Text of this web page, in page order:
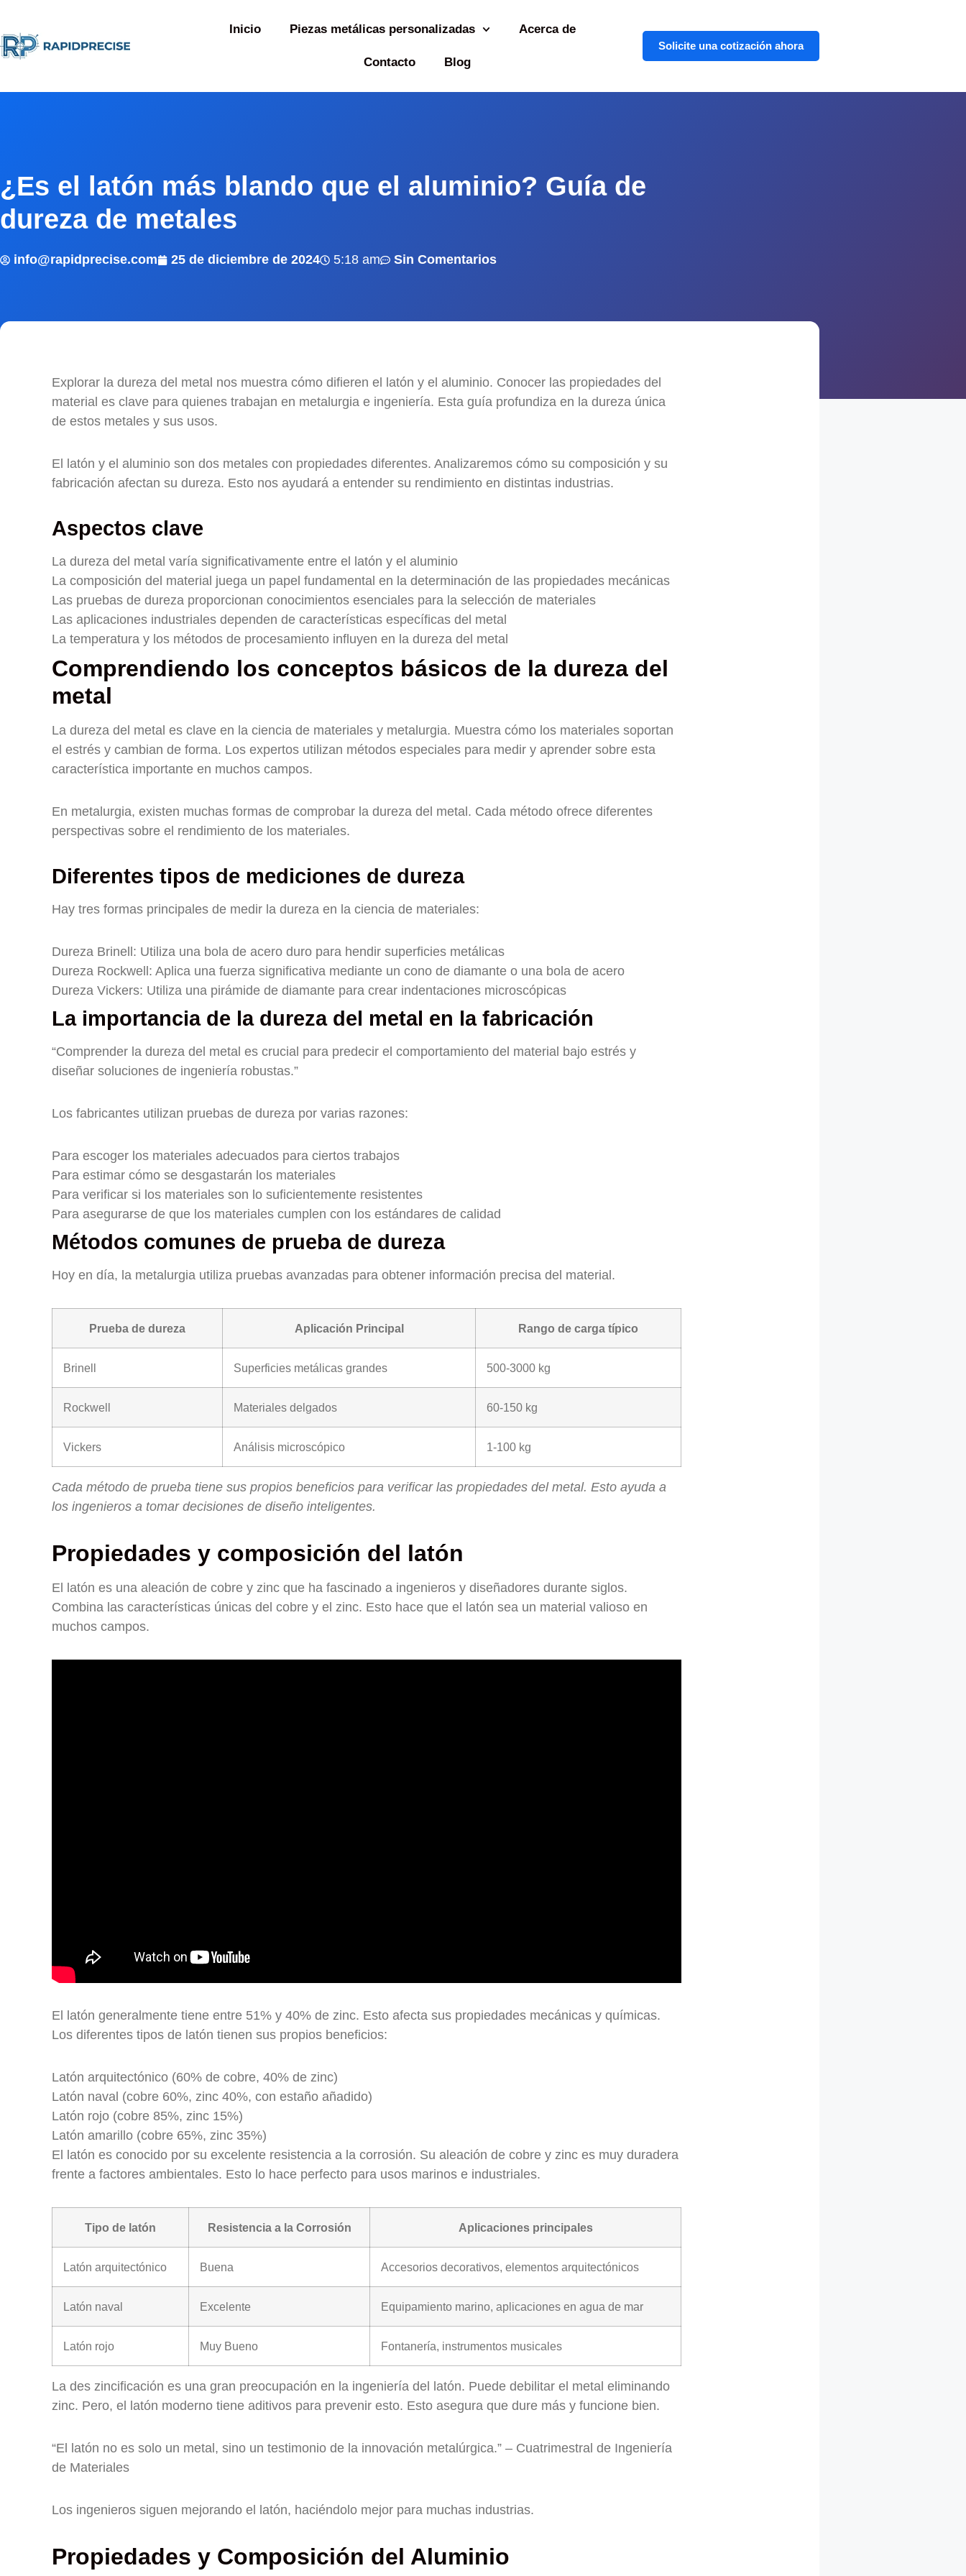
Inicio Piezas metálicas personalizadas Acerca de
Contacto Blog
Solicite una cotización ahora
¿Es el latón más blando que el aluminio? Guía de
dureza de metales
info@rapidprecise.com 25 de diciembre de 2024 5:18 am Sin Comentarios
Explorar la dureza del metal nos muestra cómo difieren el latón y el aluminio. Conocer las propiedades del
material es clave para quienes trabajan en metalurgia e ingeniería. Esta guía profundiza en la dureza única
de estos metales y sus usos.
El latón y el aluminio son dos metales con propiedades diferentes. Analizaremos cómo su composición y su
fabricación afectan su dureza. Esto nos ayudará a entender su rendimiento en distintas industrias.
Aspectos clave
La dureza del metal varía significativamente entre el latón y el aluminio
La composición del material juega un papel fundamental en la determinación de las propiedades mecánicas
Las pruebas de dureza proporcionan conocimientos esenciales para la selección de materiales
Las aplicaciones industriales dependen de características específicas del metal
La temperatura y los métodos de procesamiento influyen en la dureza del metal
Comprendiendo los conceptos básicos de la dureza del
metal
La dureza del metal es clave en la ciencia de materiales y metalurgia. Muestra cómo los materiales soportan
el estrés y cambian de forma. Los expertos utilizan métodos especiales para medir y aprender sobre esta
característica importante en muchos campos.
En metalurgia, existen muchas formas de comprobar la dureza del metal. Cada método ofrece diferentes
perspectivas sobre el rendimiento de los materiales.
Diferentes tipos de mediciones de dureza
Hay tres formas principales de medir la dureza en la ciencia de materiales:
Dureza Brinell: Utiliza una bola de acero duro para hendir superficies metálicas
Dureza Rockwell: Aplica una fuerza significativa mediante un cono de diamante o una bola de acero
Dureza Vickers: Utiliza una pirámide de diamante para crear indentaciones microscópicas
La importancia de la dureza del metal en la fabricación
“Comprender la dureza del metal es crucial para predecir el comportamiento del material bajo estrés y
diseñar soluciones de ingeniería robustas.”
Los fabricantes utilizan pruebas de dureza por varias razones:
Para escoger los materiales adecuados para ciertos trabajos
Para estimar cómo se desgastarán los materiales
Para verificar si los materiales son lo suficientemente resistentes
Para asegurarse de que los materiales cumplen con los estándares de calidad
Métodos comunes de prueba de dureza
Hoy en día, la metalurgia utiliza pruebas avanzadas para obtener información precisa del material.
Prueba de dureza Aplicación Principal Rango de carga típico
Brinell Superficies metálicas grandes 500-3000 kg
Rockwell Materiales delgados 60-150 kg
Vickers Análisis microscópico 1-100 kg
Cada método de prueba tiene sus propios beneficios para verificar las propiedades del metal. Esto ayuda a
los ingenieros a tomar decisiones de diseño inteligentes.
Propiedades y composición del latón
El latón es una aleación de cobre y zinc que ha fascinado a ingenieros y diseñadores durante siglos.
Combina las características únicas del cobre y el zinc. Esto hace que el latón sea un material valioso en
muchos campos.
El latón generalmente tiene entre 51% y 40% de zinc. Esto afecta sus propiedades mecánicas y químicas.
Los diferentes tipos de latón tienen sus propios beneficios:
Latón arquitectónico (60% de cobre, 40% de zinc)
Latón naval (cobre 60%, zinc 40%, con estaño añadido)
Latón rojo (cobre 85%, zinc 15%)
Latón amarillo (cobre 65%, zinc 35%)
El latón es conocido por su excelente resistencia a la corrosión. Su aleación de cobre y zinc es muy duradera
frente a factores ambientales. Esto lo hace perfecto para usos marinos e industriales.
Tipo de latón Resistencia a la Corrosión Aplicaciones principales
Latón arquitectónico Buena Accesorios decorativos, elementos arquitectónicos
Latón naval Excelente Equipamiento marino, aplicaciones en agua de mar
Latón rojo Muy Bueno Fontanería, instrumentos musicales
La des zincificación es una gran preocupación en la ingeniería del latón. Puede debilitar el metal eliminando
zinc. Pero, el latón moderno tiene aditivos para prevenir esto. Esto asegura que dure más y funcione bien.
“El latón no es solo un metal, sino un testimonio de la innovación metalúrgica.” – Cuatrimestral de Ingeniería
de Materiales
Los ingenieros siguen mejorando el latón, haciéndolo mejor para muchas industrias.
Propiedades y Composición del Aluminio